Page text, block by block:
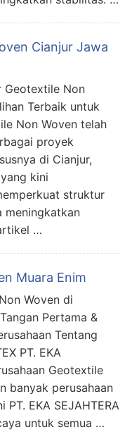
Cianjur Jawa
Geotextile Non
Terbaik untuk
Non Woven telah
proyek
di Cianjur,
kini
struktur
meningkatkan
…
Muara Enim
Woven di
Pertama &
Tentang
PT. EKA
Geotextile
banyak perusahaan
EKA SEJAHTERA
untuk semua …